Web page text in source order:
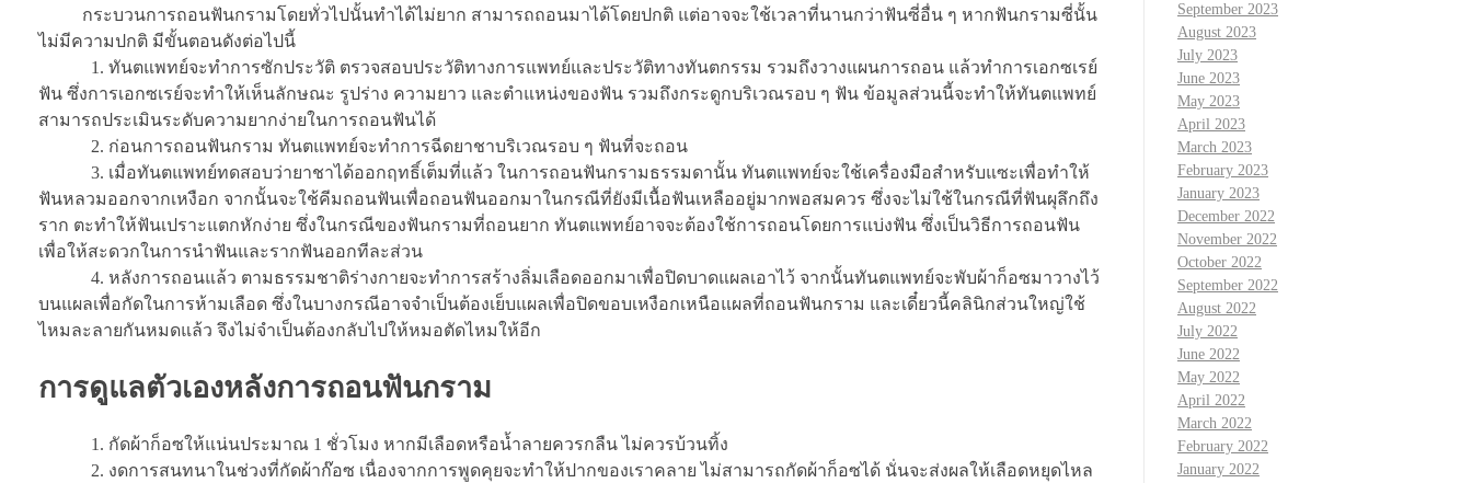
กระบวนการถอนฟันกรามโดยทั่วไปนั้นทำได้ไม่ยาก สามารถถอนมาได้โดยปกติ แต่อาจจะใช้เวลาที่นานกว่าฟันซี่อื่น ๆ หากฟันกรามซี่นั้น
ไม่มีความปกติ มีขั้นตอนดังต่อไปนี้
1. ทันตแพทย์จะทำการซักประวัติ ตรวจสอบประวัติทางการแพทย์และประวัติทางทันตกรรม รวมถึงวางแผนการถอน แล้วทำการเอกซเรย์
ฟัน ซึ่งการเอกซเรย์จะทำให้เห็นลักษณะ รูปร่าง ความยาว และตำแหน่งของฟัน รวมถึงกระดูกบริเวณรอบ ๆ ฟัน ข้อมูลส่วนนี้จะทำให้ทันตแพทย์
สามารถประเมินระดับความยากง่ายในการถอนฟันได้
2. ก่อนการถอนฟันกราม ทันตแพทย์จะทำการฉีดยาชาบริเวณรอบ ๆ ฟันที่จะถอน
3. เมื่อทันตแพทย์ทดสอบว่ายาชาได้ออกฤทธิ์เต็มที่แล้ว ในการถอนฟันกรามธรรมดานั้น ทันตแพทย์จะใช้เครื่องมือสำหรับแซะเพื่อทำให้
ฟันหลวมออกจากเหงือก จากนั้นจะใช้คีมถอนฟันเพื่อถอนฟันออกมาในกรณีที่ยังมีเนื้อฟันเหลืออยู่มากพอสมควร ซึ่งจะไม่ใช้ในกรณีที่ฟันผุลึกถึง
ราก ตะทำให้ฟันเปราะแตกหักง่าย ซึ่งในกรณีของฟันกรามที่ถอนยาก ทันตแพทย์อาจจะต้องใช้การถอนโดยการแบ่งฟัน ซึ่งเป็นวิธีการถอนฟัน
เพื่อให้สะดวกในการนำฟันและรากฟันออกทีละส่วน
4. หลังการถอนแล้ว ตามธรรมชาติร่างกายจะทำการสร้างลิ่มเลือดออกมาเพื่อปิดบาดแผลเอาไว้ จากนั้นทันตแพทย์จะพับผ้าก็อซมาวางไว้
บนแผลเพื่อกัดในการห้ามเลือด ซึ่งในบางกรณีอาจจำเป็นต้องเย็บแผลเพื่อปิดขอบเหงือกเหนือแผลที่ถอนฟันกราม และเดี๋ยวนี้คลินิกส่วนใหญ่ใช้
ไหมละลายกันหมดแล้ว จึงไม่จำเป็นต้องกลับไปให้หมอตัดไหมให้อีก
การดูแลตัวเองหลังการถอนฟันกราม
1. กัดผ้าก็อซให้แน่นประมาณ 1 ชั่วโมง หากมีเลือดหรือน้ำลายควรกลืน ไม่ควรบ้วนทิ้ง
2. งดการสนทนาในช่วงที่กัดผ้าก๊อซ เนื่องจากการพูดคุยจะทำให้ปากของเราคลาย ไม่สามารถกัดผ้าก็อซได้ นั่นจะส่งผลให้เลือดหยุดไหล
September 2023
August 2023
July 2023
June 2023
May 2023
April 2023
March 2023
February 2023
January 2023
December 2022
November 2022
October 2022
September 2022
August 2022
July 2022
June 2022
May 2022
April 2022
March 2022
February 2022
January 2022